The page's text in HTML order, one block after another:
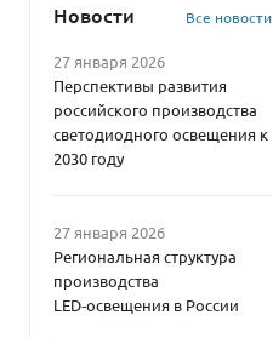
Новости Все новости
27 января 2026
Перспективы развития
российского производства
светодиодного освещения к
2030 году
27 января 2026
Региональная структура
производства
LED‑освещения в России